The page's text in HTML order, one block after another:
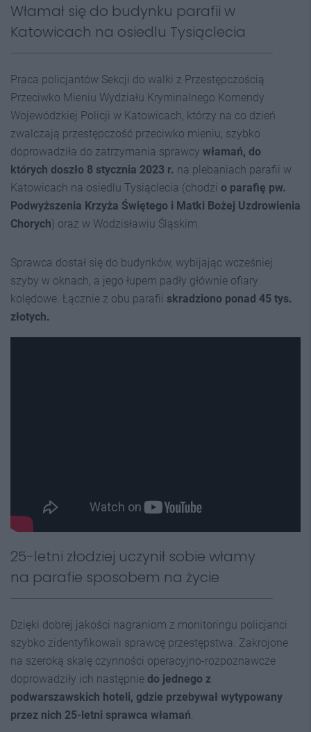
Włamał się do budynku parafii w
Katowicach na osiedlu Tysiąclecia
Praca policjantów Sekcji do walki z Przestępczością
Przeciwko Mieniu Wydziału Kryminalnego Komendy
Wojewódzkiej Policji w Katowicach, którzy na co dzień
zwalczają przestępczość przeciwko mieniu, szybko
doprowadziła do zatrzymania sprawcy włamań, do
których doszło 8 stycznia 2023 r. na plebaniach parafii w
Katowicach na osiedlu Tysiąclecia (chodzi o parafię pw.
Podwyższenia Krzyża Świętego i Matki Bożej Uzdrowienia
Chorych) oraz w Wodzisławiu Śląskim.
Sprawca dostał się do budynków, wybijając wcześniej
szyby w oknach, a jego łupem padły głównie ofiary
kolędowe. Łącznie z obu parafii skradziono ponad 45 tys.
złotych.
25-letni złodziej uczynił sobie włamy
na parafie sposobem na życie
Dzięki dobrej jakości nagraniom z monitoringu policjanci
szybko zidentyfikowali sprawcę przestępstwa. Zakrojone
na szeroką skalę czynności operacyjno-rozpoznawcze
doprowadziły ich następnie do jednego z
podwarszawskich hoteli, gdzie przebywał wytypowany
przez nich 25-letni sprawca włamań